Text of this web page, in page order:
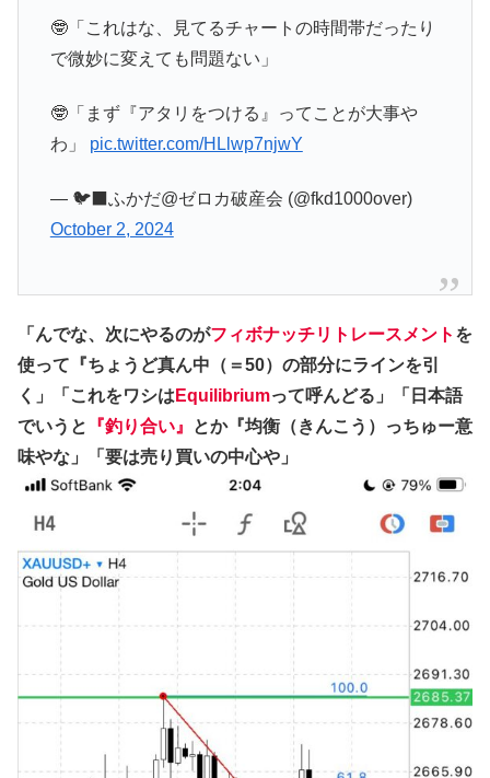
🤓「これはな、見てるチャートの時間帯だったり
で微妙に変えても問題ない」
🤓「まず『アタリをつける』ってことが大事や
わ」 pic.twitter.com/HLlwp7njwY
— 🐦‍⬛ふかだ@ゼロカ破産会 (@fkd1000over)
October 2, 2024
「んでな、次にやるのがフィボナッチリトレースメント を
使って『ちょうど真ん中（＝50）の部分にラインを引
く」「これをワシはEquilibriumって呼んどる」「日本語
でいうと
『釣り合い』
とか『均衡（きんこう）っちゅー意
味やな」「要は売り買いの中心や」